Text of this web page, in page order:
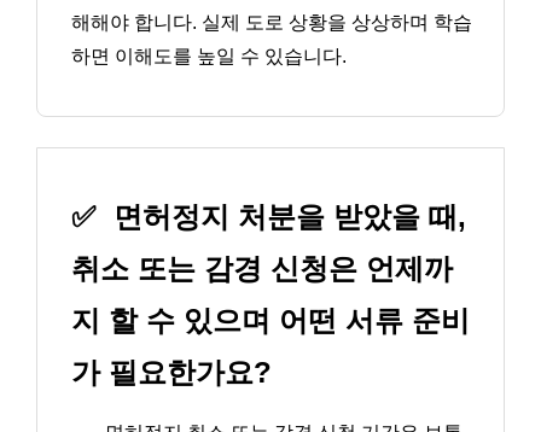
해해야 합니다. 실제 도로 상황을 상상하며 학습
하면 이해도를 높일 수 있습니다.
✅
면허정지 처분을 받았을 때,
취소 또는 감경 신청은 언제까
지 할 수 있으며 어떤 서류 준비
가 필요한가요?